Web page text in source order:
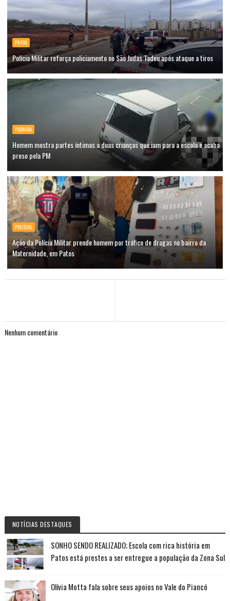
PATOS
Polícia Militar reforça policiamento no São Judas Tadeu após ataque a tiros
PARAÍBA
Homem mostra partes íntimas a duas crianças que iam para a escola e acaba
preso pela PM
POLICIAL
Ação da Polícia Militar prende homem por tráfico de drogas no bairro da
Maternidade, em Patos
Nenhum comentário
NOTÍCIAS DESTAQUES
SONHO SENDO REALIZADO; Escola com rica história em
Patos está prestes a ser entregue a população da Zona Sul
Olívia Motta fala sobre seus apoios no Vale do Piancó